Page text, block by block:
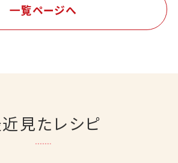
一覧ページへ
見たレシピ